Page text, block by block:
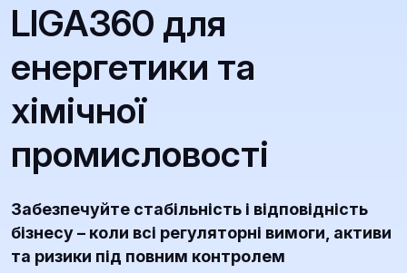
LIGA360 для
енергетики та
хімічної
промисловості
Забезпечуйте стабільність і відповідність
бізнесу – коли всі регуляторні вимоги, активи
та ризики під повним контролем